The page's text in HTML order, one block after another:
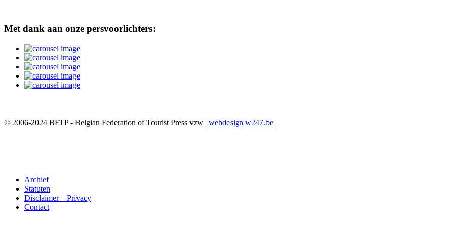
Met dank aan onze persvoorlichters:
© 2006-2024 BFTP - Belgian Federation of Tourist Press vzw | webdesign w247.be
Archief
Statuten
Disclaimer – Privacy
Contact